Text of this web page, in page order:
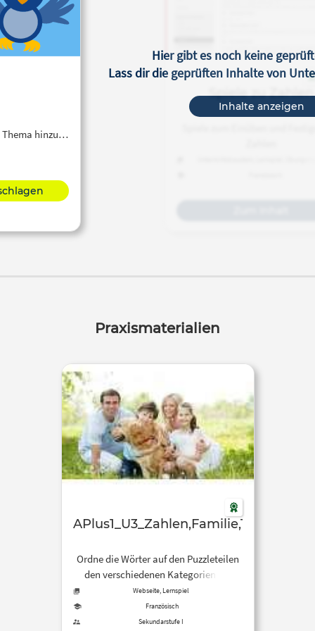
Thema hinzu…
Hier gibt es noch keine
Lass dir die geprüften Inhalte von
Inhalte anzeigen
Spiele zu Zahlen
Praxismaterialien
APlus1_U3_Zahlen,Familie,Tiere
Ordne die Wörter auf den Puzzleteilen
den verschiedenen Kategorien zu.
Klicke zuerst auf die Kategorie und
anschließend auf ein Puzzleteil.
Webseite, Lernspiel
Französisch
Sekundarstufe I